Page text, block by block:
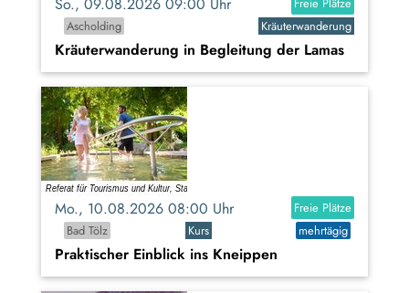
Ascholding
Kräuterwanderung
Kräuterwanderung in Begleitung der Lamas
Mo., 10.08.2026 08:00 Uhr
Freie Plätze
Bad Tölz
Kurs mehrtägig
Praktischer Einblick ins Kneippen